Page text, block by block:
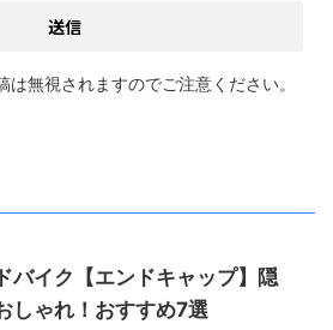
は無視されますのでご注意ください。
バイク【エンドキャップ】隠
しゃれ！おすすめ7選